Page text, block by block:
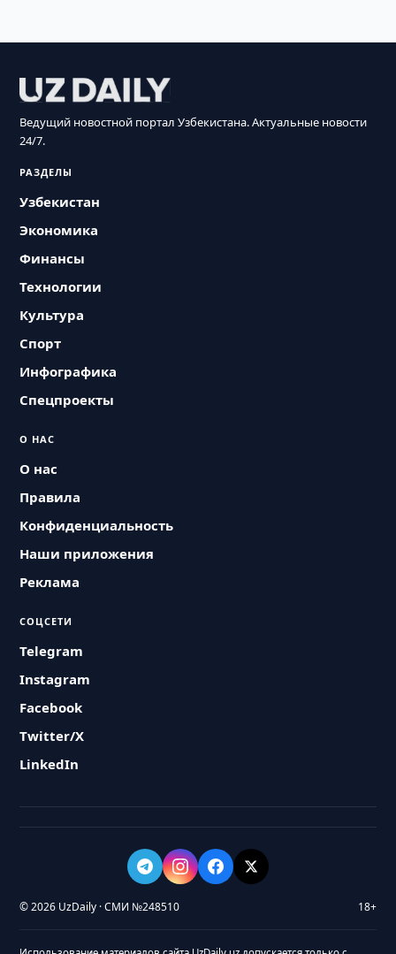
Ведущий новостной портал Узбекистана. Актуальные новости
24/7.
РАЗДЕЛЫ
Узбекистан
Экономика
Финансы
Технологии
Культура
Спорт
Инфографика
Спецпроекты
О НАС
О нас
Правила
Конфиденциальность
Наши приложения
Реклама
СОЦСЕТИ
Telegram
Instagram
Facebook
Twitter/X
LinkedIn
© 2026 UzDaily · СМИ №248510 18+